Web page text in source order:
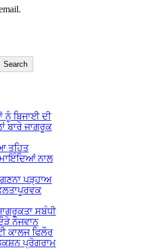
Search
ਨੂੰ ਬਿਜਾਈ ਦੀ
ਬਾਰੇ ਜਾਗਰੂਕ
ਤਹਿਤ
ਨਾਲ
ਪੜ੍ਹਾਅ
ਸਬੰਧੀ
ਨੌਜਵਾਨ
ਕਾਲਜ ਫਿਲੌਰ
ਪ੍ਰੋਗਰਾਮ